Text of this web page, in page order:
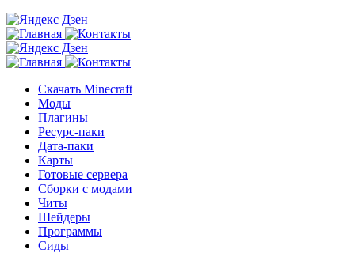
Скачать Minecraft
Моды
Плагины
Ресурс-паки
Дата-паки
Карты
Готовые сервера
Сборки с модами
Читы
Шейдеры
Программы
Сиды